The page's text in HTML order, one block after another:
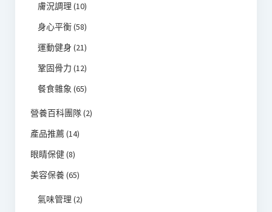
膚況調理 (10)
身心平衡(58)
運動健身 (21)
鞏固骨力 (12)
餐食雜象 (65)
營養百科團隊(2)
產品推薦(14)
眼睛保健(8)
美容保養(65)
氣味管理 (2)